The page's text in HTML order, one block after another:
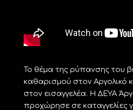
Το θέμα της ρύπανσης του
καθαρισμού στον Αργολικό
στον εισαγγελέα. Η ΔΕΥΑ
προχώρησε σε καταγγελίες